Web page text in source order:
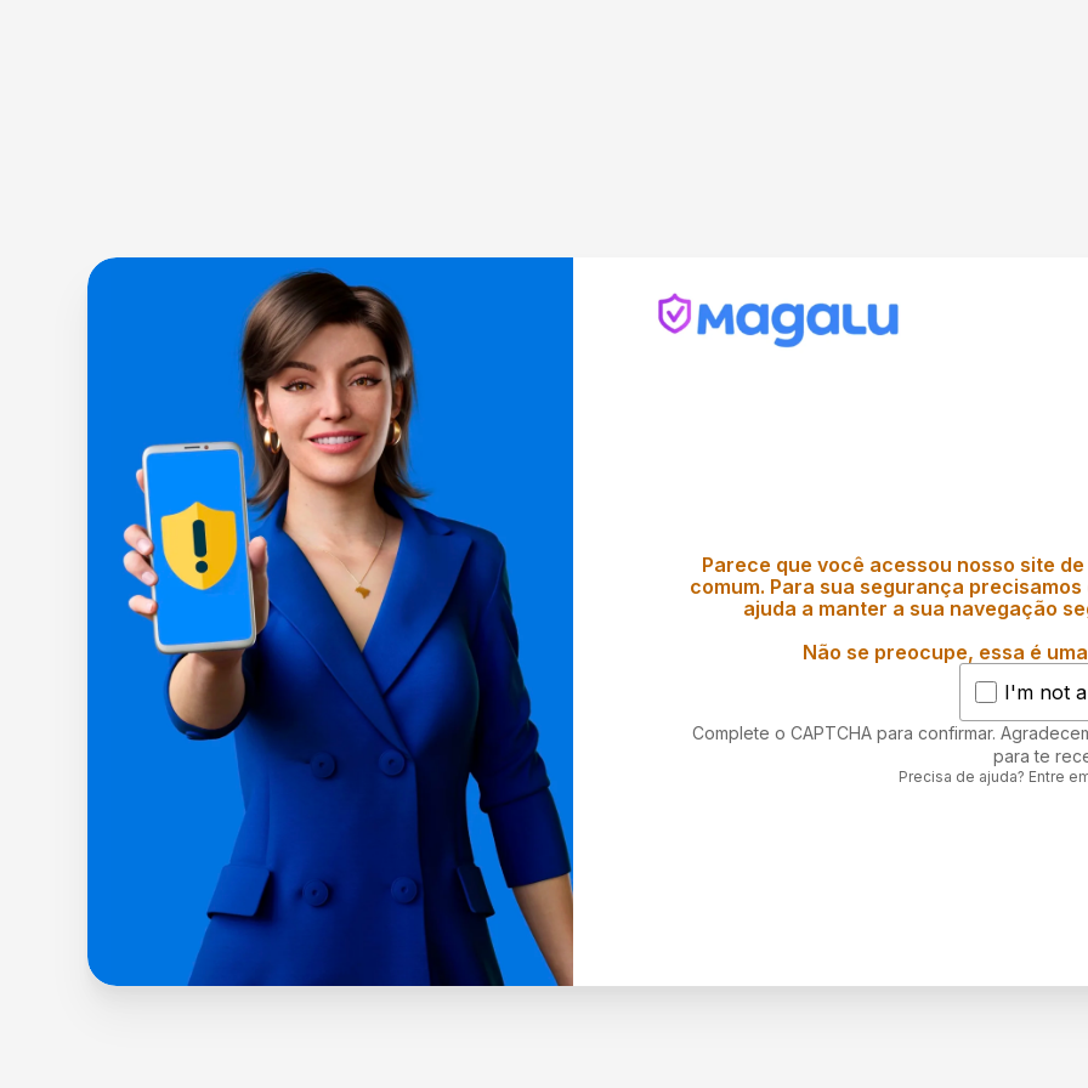
Parece que você acessou nosso site
comum. Para sua segurança
ajuda a manter a sua navegação
Não se preocupe, essa é
I'm not
Complete o CAPTCHA para confirmar.
para te
Precisa de ajuda? Entre